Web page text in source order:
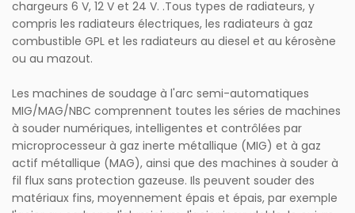
chargeurs 6 V, 12 V et 24 V. .Tous types de radiateurs, y
compris les radiateurs électriques, les radiateurs à gaz
combustible GPL et les radiateurs au diesel et au kérosène
ou au mazout.
Les machines de soudage à l'arc semi-automatiques
MIG/MAG/NBC comprennent toutes les séries de machines
à souder numériques, intelligentes et contrôlées par
microprocesseur à gaz inerte métallique (MIG) et à gaz
actif métallique (MAG), ainsi que des machines à souder à
fil flux sans protection gazeuse. Ils peuvent souder des
matériaux fins, moyennement épais et épais, par exemple